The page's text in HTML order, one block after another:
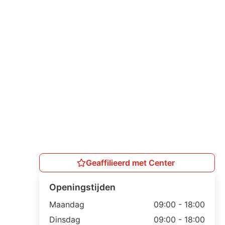
Geaffilieerd met Center
Openingstijden
Maandag
09:00 - 18:00
Dinsdag
09:00 - 18:00